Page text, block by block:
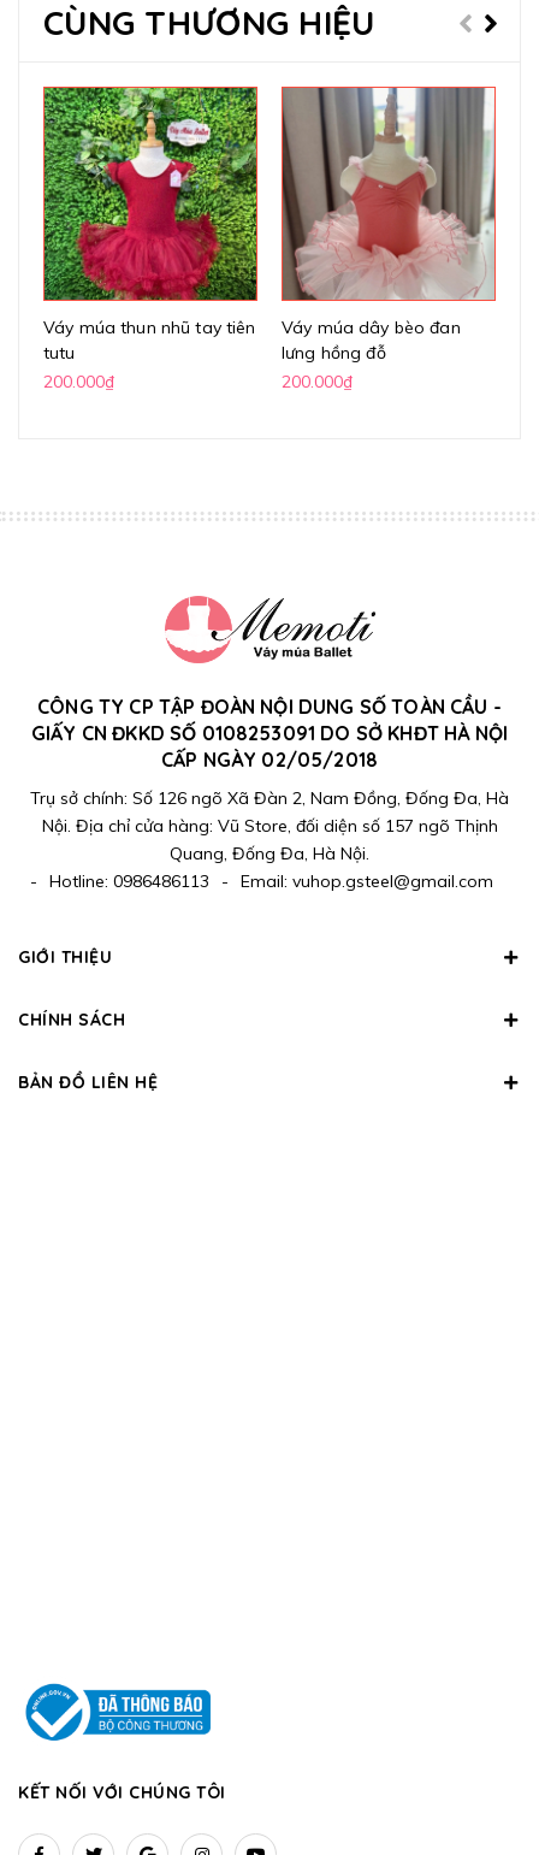
CÙNG THƯƠNG HIỆU
Váy múa thun nhũ tay tiên
tutu
200.000₫
Váy múa dây bèo đan
lưng hồng đỗ
200.000₫
CÔNG TY CP TẬP ĐOÀN NỘI DUNG SỐ TOÀN CẦU -
GIẤY CN ĐKKD SỐ 0108253091 DO SỞ KHĐT HÀ NỘI
CẤP NGÀY 02/05/2018
Trụ sở chính: Số 126 ngõ Xã Đàn 2, Nam Đồng, Đống Đa, Hà
Nội. Địa chỉ cửa hàng: Vũ Store, đối diện số 157 ngõ Thịnh
Quang, Đống Đa, Hà Nội.
-
Hotline: 0986486113 - Email: vuhop.gsteel@gmail.com
GIỚI THIỆU
CHÍNH SÁCH
BẢN ĐỒ LIÊN HỆ
KẾT NỐI VỚI CHÚNG TÔI